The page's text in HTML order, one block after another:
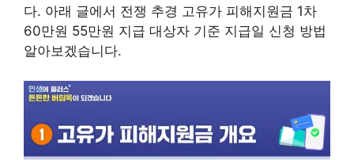
다. 아래 글에서 전쟁 추경 고유가 피해지원금 1차
60만원 55만원 지급 대상자 기준 지급일 신청 방법
알아보겠습니다.